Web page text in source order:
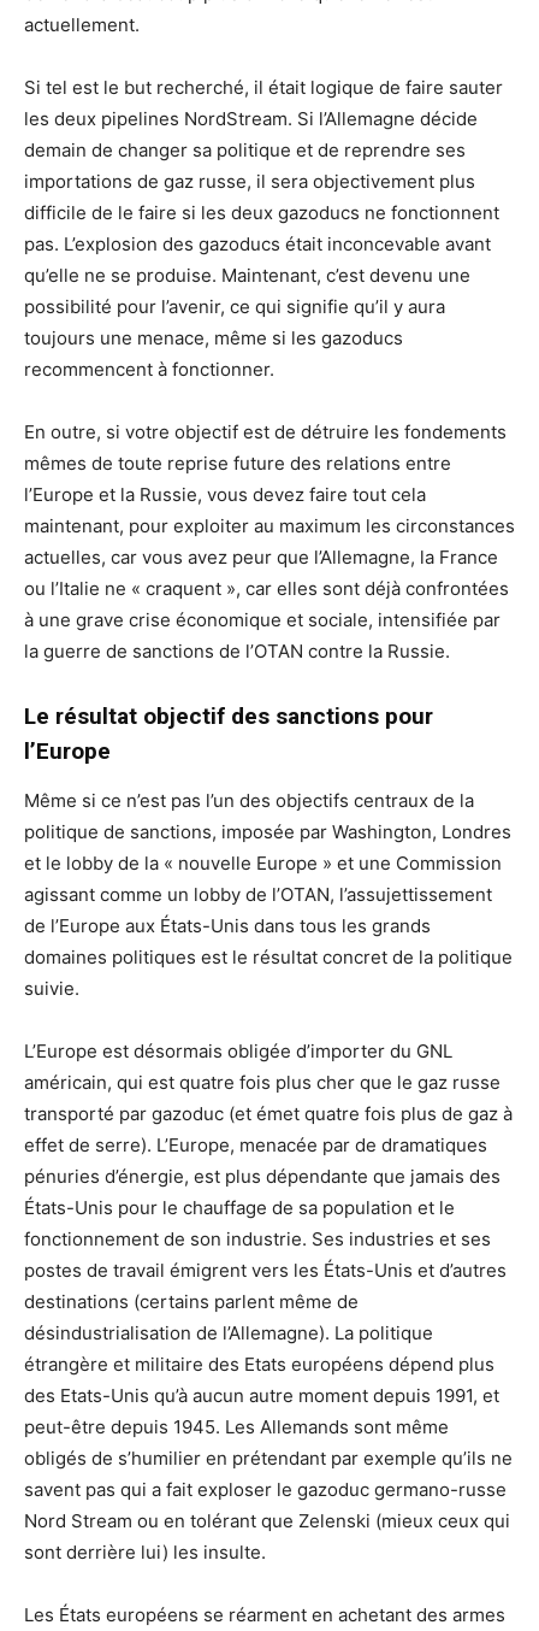
actuellement.
Si tel est le but recherché, il était logique de faire sauter
les deux pipelines NordStream. Si l’Allemagne décide
demain de changer sa politique et de reprendre ses
importations de gaz russe, il sera objectivement plus
difficile de le faire si les deux gazoducs ne fonctionnent
pas. L’explosion des gazoducs était inconcevable avant
qu’elle ne se produise. Maintenant, c’est devenu une
possibilité pour l’avenir, ce qui signifie qu’il y aura
toujours une menace, même si les gazoducs
recommencent à fonctionner.
En outre, si votre objectif est de détruire les fondements
mêmes de toute reprise future des relations entre
l’Europe et la Russie, vous devez faire tout cela
maintenant, pour exploiter au maximum les circonstances
actuelles, car vous avez peur que l’Allemagne, la France
ou l’Italie ne « craquent », car elles sont déjà confrontées
à une grave crise économique et sociale, intensifiée par
la guerre de sanctions de l’OTAN contre la Russie.
Le résultat objectif des sanctions pour
l’Europe
Même si ce n’est pas l’un des objectifs centraux de la
politique de sanctions, imposée par Washington, Londres
et le lobby de la « nouvelle Europe » et une Commission
agissant comme un lobby de l’OTAN, l’assujettissement
de l’Europe aux États-Unis dans tous les grands
domaines politiques est le résultat concret de la politique
suivie.
L’Europe est désormais obligée d’importer du GNL
américain, qui est quatre fois plus cher que le gaz russe
transporté par gazoduc (et émet quatre fois plus de gaz à
effet de serre). L’Europe, menacée par de dramatiques
pénuries d’énergie, est plus dépendante que jamais des
États-Unis pour le chauffage de sa population et le
fonctionnement de son industrie. Ses industries et ses
postes de travail émigrent vers les États-Unis et d’autres
destinations (certains parlent même de
désindustrialisation de l’Allemagne). La politique
étrangère et militaire des Etats européens dépend plus
des Etats-Unis qu’à aucun autre moment depuis 1991, et
peut-être depuis 1945. Les Allemands sont même
obligés de s’humilier en prétendant par exemple qu’ils ne
savent pas qui a fait exploser le gazoduc germano-russe
Nord Stream ou en tolérant que Zelenski (mieux ceux qui
sont derrière lui) les insulte.
Les États européens se réarment en achetant des armes